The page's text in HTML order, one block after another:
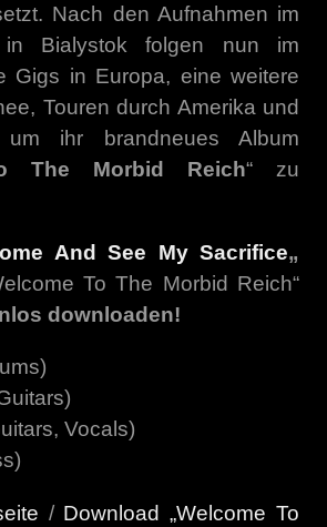
Nach den Aufnahmen im
in Bialystok folgen nun im
Gigs in Europa, eine weitere
Touren durch Amerika und
ihr brandneues Album
The Morbid Reich“ zu
And See My Sacrifice„
To The Morbid Reich“
downloaden!
Vocals)
/ Download „Welcome To